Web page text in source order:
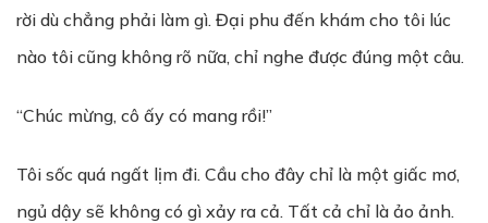
rời dù chẳng phải làm gì. Đại phu đến khám cho tôi lúc
nào tôi cũng không rõ nữa, chỉ nghe được đúng một câu.
“Chúc mừng, cô ấy có mang rồi!”
Tôi sốc quá ngất lịm đi. Cầu cho đây chỉ là một giấc mơ,
ngủ dậy sẽ không có gì xảy ra cả. Tất cả chỉ là ảo ảnh.